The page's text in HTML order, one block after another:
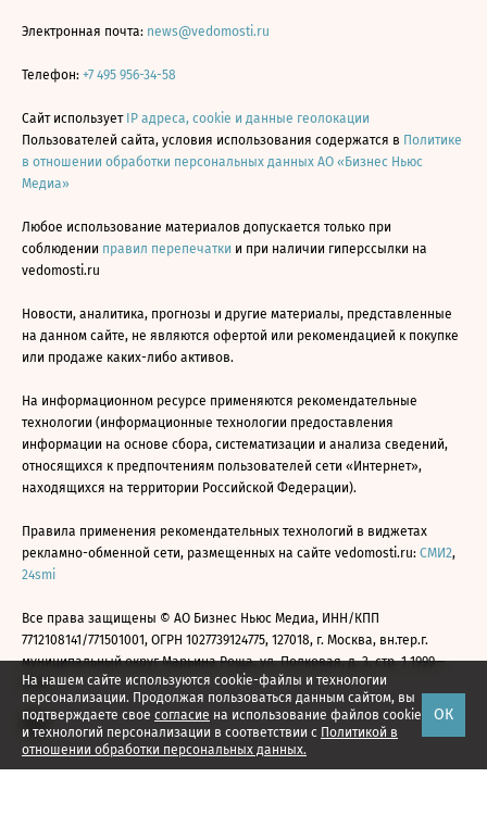
На нашем сайте используются cookie-файлы и технологии
персонализации. Продолжая пользоваться данным сайтом, вы
подтверждаете свое согласие на использование файлов cookie
и технологий персонализации в соответствии с Политикой в
отношении обработки персональных данных.
ОК
Электронная почта: news@vedomosti.ru
Телефон: +7 495 956-34-58
Сайт использует IP адреса, cookie и данные геолокации
Пользователей сайта, условия использования содержатся в Политике
в отношении обработки персональных данных АО «Бизнес Ньюс
Медиа»
Любое использование материалов допускается только при
соблюдении правил перепечатки и при наличии гиперссылки на
vedomosti.ru
Новости, аналитика, прогнозы и другие материалы, представленные
на данном сайте, не являются офертой или рекомендацией к покупке
или продаже каких-либо активов.
На информационном ресурсе применяются рекомендательные
технологии (информационные технологии предоставления
информации на основе сбора, систематизации и анализа сведений,
относящихся к предпочтениям пользователей сети «Интернет»,
находящихся на территории Российской Федерации).
Правила применения рекомендательных технологий в виджетах
рекламно-обменной сети, размещенных на сайте vedomosti.ru: СМИ2,
24smi
Все права защищены © АО Бизнес Ньюс Медиа, ИНН/КПП
7712108141/771501001, ОГРН 1027739124775, 127018, г. Москва, вн.тер.г.
муниципальный округ Марьина Роща, ул. Полковая, д. 3, стр. 1 1999—
2026